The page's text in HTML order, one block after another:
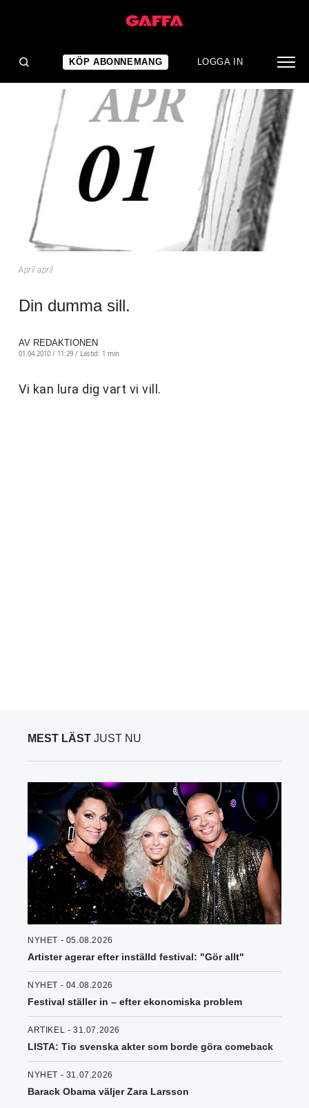
KÖP ABONNEMANG LOGGA IN
NYHET
April april
April april
Din dumma sill.
AV REDAKTIONEN
01.04.2010 / 11:29 / Lästid: 1 min
Vi kan lura dig vart vi vill.
MEST LÄST JUST NU
NYHET - 05.08.2026
Artister agerar efter inställd festival: "Gör allt"
NYHET - 04.08.2026
Festival ställer in – efter ekonomiska problem
ARTIKEL - 31.07.2026
LISTA: Tio svenska akter som borde göra comeback
NYHET - 31.07.2026
Barack Obama väljer Zara Larsson